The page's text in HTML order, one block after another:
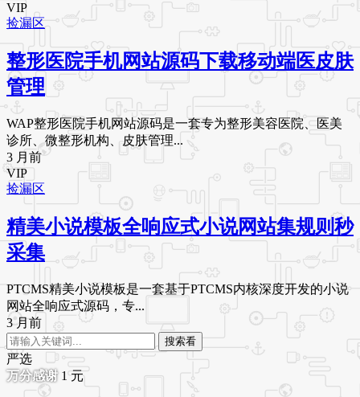
VIP
捡漏区
整形医院手机网站源码下载移动端医皮肤
管理
WAP整形医院手机网站源码是一套专为整形美容医院、医美
诊所、微整形机构、皮肤管理...
3 月前
VIP
捡漏区
精美小说模板全响应式小说网站集规则秒
采集
PTCMS精美小说模板是一套基于PTCMS内核深度开发的小说
网站全响应式源码，专...
3 月前
搜索看
严选
1 元